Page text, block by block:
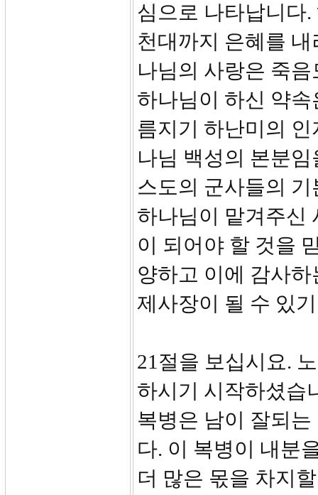
심으로 나타납니다
천대까지 은혜를
나님의 사랑은 죽
하나님이 하신 약
름지기 하난미의
나님 백성의 본분
스도의 군사들의
하나님이 맡겨주신
이 되어야 할 것을
양하고 이에 감사
제사장이 될 수 있
21절을 보십시요.
하시기 시작하셨습
복병은 남이 잘되
다. 이 복병이 내분
더 많은 몫을 차지